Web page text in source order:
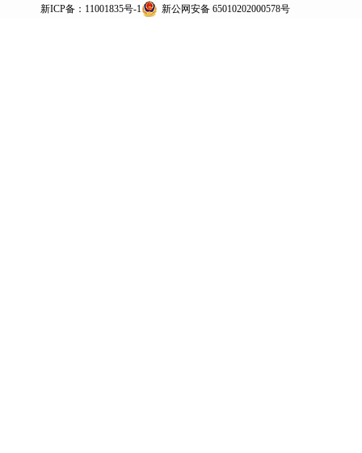
新公网安备 65010202000578号
新ICP备：11001835号-1